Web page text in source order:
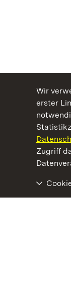
Wir
erster
Zugriff